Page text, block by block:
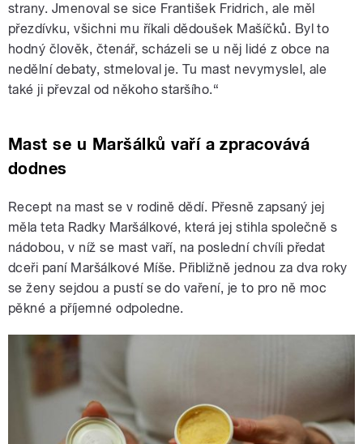
strany. Jmenoval se sice František Fridrich, ale měl
přezdívku, všichni mu říkali dědoušek Mašíčků. Byl to
hodný člověk, čtenář, scházeli se u něj lidé z obce na
nedělní debaty, stmeloval je. Tu mast nevymyslel, ale
také ji převzal od někoho staršího.“
Mast se u Maršálků vaří a zpracovává
dodnes
Recept na mast se v rodině dědí. Přesně zapsaný jej
měla teta Radky Maršálkové, která jej stihla společně s
nádobou, v níž se mast vaří, na poslední chvíli předat
dceři paní Maršálkové Míše. Přibližně jednou za dva roky
se ženy sejdou a pustí se do vaření, je to pro ně moc
pěkné a příjemné odpoledne.